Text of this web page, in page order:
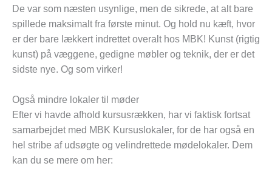
De var som næsten usynlige, men de sikrede, at alt bare
spillede maksimalt fra første minut. Og hold nu kæft, hvor
er der bare lækkert indrettet overalt hos MBK! Kunst (rigtig
kunst) på væggene, gedigne møbler og teknik, der er det
sidste nye. Og som virker!
Også mindre lokaler til møder
Efter vi havde afhold kursusrækken, har vi faktisk fortsat
samarbejdet med MBK Kursuslokaler, for de har også en
hel stribe af udsøgte og velindrettede mødelokaler. Dem
kan du se mere om her: